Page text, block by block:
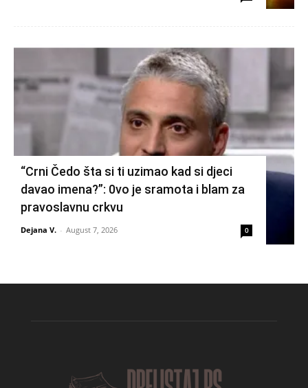
“Crni Čedo šta si ti uzimao kad si djeci
davao imena?”: 0vo je sramota i blam za
pravoslavnu crkvu
Dejana V. - August 7, 2026 0